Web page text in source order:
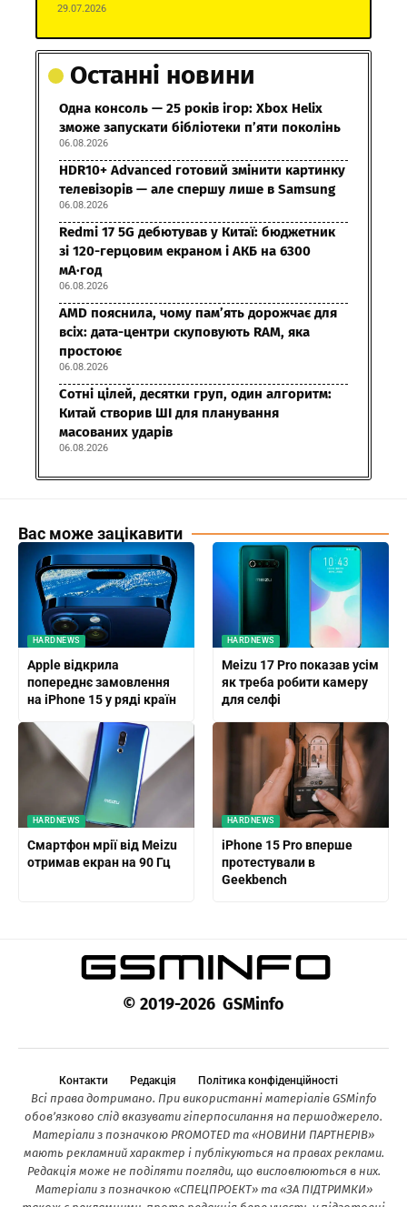
29.07.2026
Останні новини
Одна консоль — 25 років ігор: Xbox Helix
зможе запускати бібліотеки п’яти поколінь
06.08.2026
HDR10+ Advanced готовий змінити картинку
телевізорів — але спершу лише в Samsung
06.08.2026
Redmi 17 5G дебютував у Китаї: бюджетник
зі 120-герцовим екраном і АКБ на 6300
мА·год
06.08.2026
AMD пояснила, чому пам’ять дорожчає для
всіх: дата-центри скуповують RAM, яка
простоює
06.08.2026
Сотні цілей, десятки груп, один алгоритм:
Китай створив ШІ для планування
масованих ударів
06.08.2026
Вас може зацікавити
HARDNEWS
Apple відкрила
попереднє замовлення
на iPhone 15 у ряді країн
HARDNEWS
Meizu 17 Pro показав усім
як треба робити камеру
для селфі
HARDNEWS
Смартфон мрії від Meizu
отримав екран на 90 Гц
HARDNEWS
iPhone 15 Pro вперше
протестували в
Geekbench
© 2019-2026 GSMinfo
Контакти Редакція Політика конфіденційності
Всі права дотримано. При використанні матеріалів GSMinfo
обов’язково слід вказувати гіперпосилання на першоджерело.
Матеріали з позначкою PROMOTED та «НОВИНИ ПАРТНЕРІВ»
мають рекламний характер і публікуються на правах реклами.
Редакція може не поділяти погляди, що висловлюються в них.
Матеріали з позначкою «СПЕЦПРОЕКТ» та «ЗА ПІДТРИМКИ»